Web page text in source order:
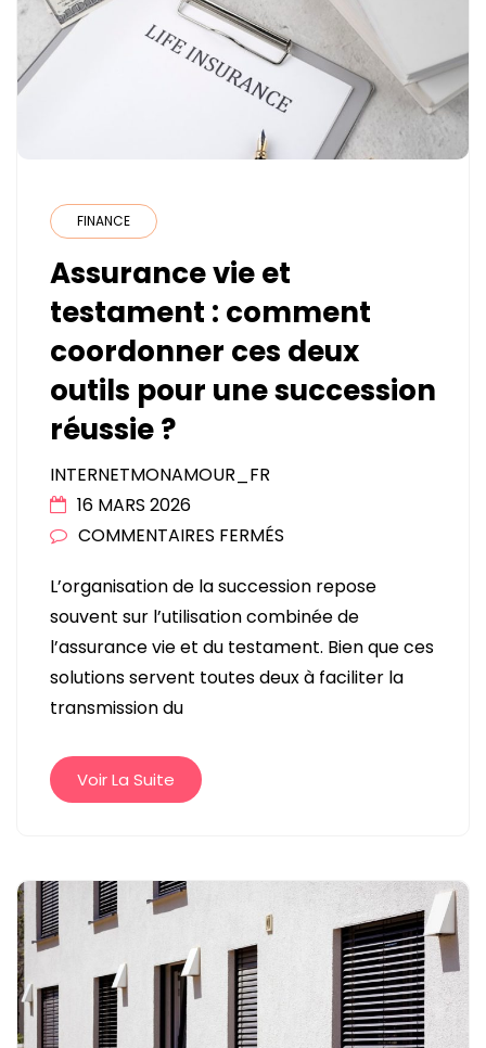
FINANCE
Assurance vie et
testament : comment
coordonner ces deux
outils pour une succession
réussie ?
INTERNETMONAMOUR_FR
16 MARS 2026
COMMENTAIRES FERMÉS
VIE
ET
TESTAMENT
:
SUCCESSION
RÉUSSIE
L’organisation de la succession repose
souvent sur l’utilisation combinée de
l’assurance vie et du testament. Bien que ces
solutions servent toutes deux à faciliter la
transmission du
Voir La Suite